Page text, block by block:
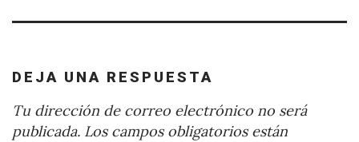
DEJA UNA RESPUESTA
Tu dirección de correo electrónico no será
publicada. Los campos obligatorios están